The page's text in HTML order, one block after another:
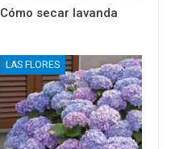
Cómo secar lavanda
LAS FLORES